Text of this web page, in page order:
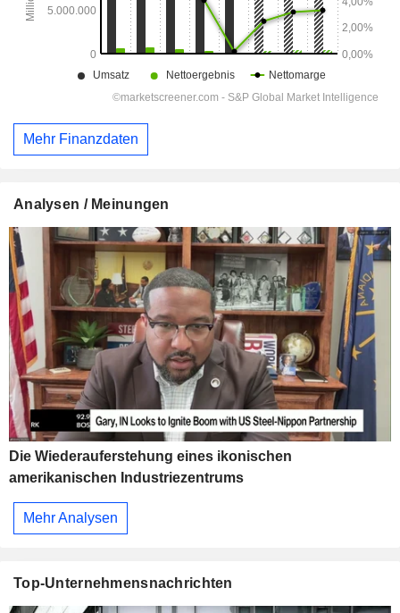
Mehr Finanzdaten
Analysen / Meinungen
Die Wiederauferstehung eines ikonischen
amerikanischen Industriezentrums
Mehr Analysen
Top-Unternehmensnachrichten